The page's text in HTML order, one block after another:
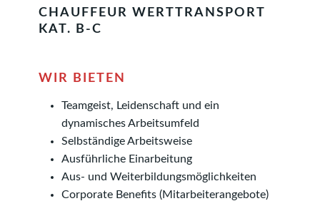
CHAUFFEUR WERTTRANSPORT
KAT. B-C
WIR BIETEN
Teamgeist, Leidenschaft und ein
dynamisches Arbeitsumfeld
Selbständige Arbeitsweise
Ausführliche Einarbeitung
Aus- und Weiterbildungsmöglichkeiten
Corporate Benefits (Mitarbeiterangebote)